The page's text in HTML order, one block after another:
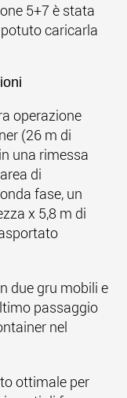
5+7 è stata
caricarla
operazione
(26 m di
una rimessa
di
fase, un
x 5,8 m di
due gru mobili e
passaggio
nel
ottimale per